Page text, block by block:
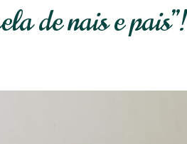
de nais e pais”!